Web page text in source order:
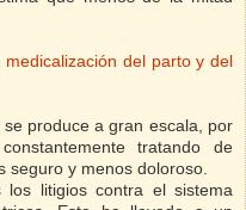
medicalización del parto y del
se produce a gran escala, por
tratando de
y menos doloroso.
los litigios contra el sistema